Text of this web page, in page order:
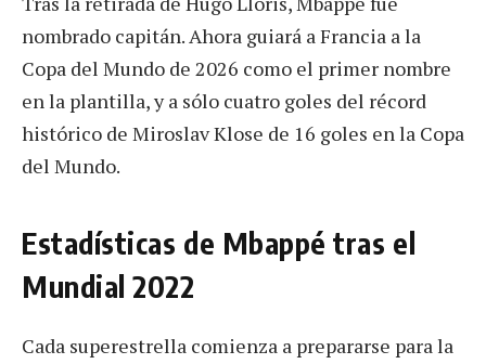
nombrado capitán. Ahora guiará a Francia a la
Copa del Mundo de 2026 como el primer nombre
en la plantilla, y a sólo cuatro goles del récord
histórico de Miroslav Klose de 16 goles en la Copa
del Mundo.
Estadísticas de Mbappé tras el
Mundial 2022
Cada superestrella comienza a prepararse para la